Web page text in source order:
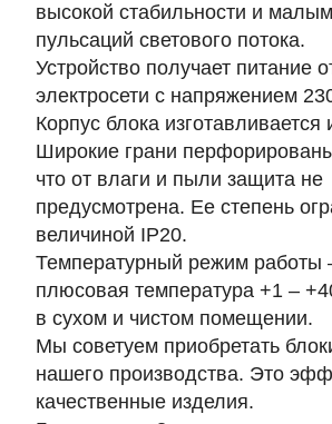
высокой стабильности и
пульсаций светового потока.
Устройство получает питание
электросети с напряжением
Корпус блока изготавливается
Широкие грани
что от влаги и пыли защита не
предусмотрена. Ее степень
величиной IP20.
Температурный режим работы
плюсовая температура +1 –
в сухом и чистом помещении.
Мы советуем приобретать
нашего производства. Это
качественные изделия.